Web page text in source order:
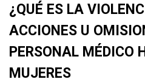
¿QUÉ ES LA
ACCIONES U
PERSONAL MÉDICO
MUJERES